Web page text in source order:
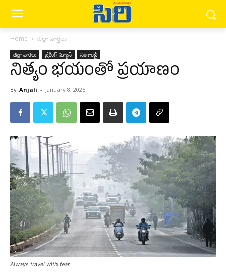
Home జిల్లా వార్త‌లు
జిల్లా వార్త‌లు బ్రేకింగ్ న్యూస్‌ సంగారెడ్డి
నిత్యం భయంతో ప్రయాణం
By Anjali - January 8, 2025
Always travel with fear